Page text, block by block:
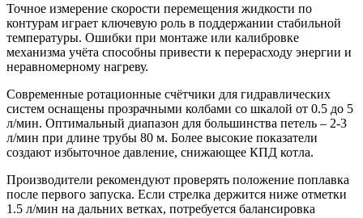
Точное измерение скорости перемещения жидкости по
контурам играет ключевую роль в поддержании стабильной
температуры. Ошибки при монтаже или калибровке
механизма учёта способны привести к перерасходу энергии и
неравномерному нагреву.
Современные ротационные счётчики для гидравлических
систем оснащены прозрачными колбами со шкалой от 0.5 до 5
л/мин. Оптимальный диапазон для большинства петель – 2-3
л/мин при длине трубы 80 м. Более высокие показатели
создают избыточное давление, снижающее КПД котла.
Производители рекомендуют проверять положение поплавка
после первого запуска. Если стрелка держится ниже отметки
1.5 л/мин на дальних ветках, потребуется балансировка